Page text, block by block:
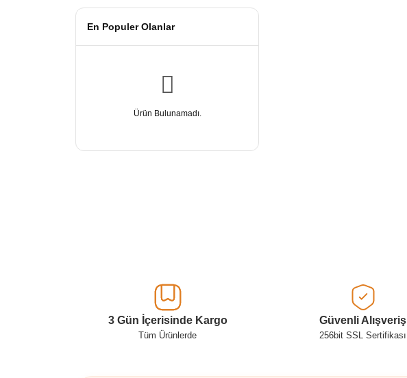
En Populer Olanlar
Ürün Bulunamadı.
3 Gün İçerisinde Kargo
Tüm Ürünlerde
Güvenli Alışveriş
256bit SSL Sertifikası